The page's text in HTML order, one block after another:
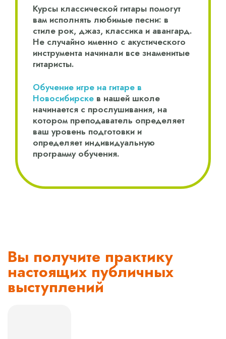
Курсы классической гитары помогут
вам исполнять любимые песни: в
стиле рок, джаз, классика и авангард.
Не случайно именно с акустического
инструмента начинали все знаменитые
гитаристы.
Обучение игре на гитаре в
Новосибирске в нашей школе
начинается с прослушивания, на
котором преподаватель определяет
ваш уровень подготовки и
определяет индивидуальную
программу обучения.
Вы получите практику
настоящих публичных
выступлений